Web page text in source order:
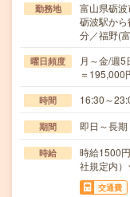
勤務地
富山県砺波
砺波駅か
分／福野(
曜日頻度
月～金/週
＝195,000
時間 16:30～
期間 即日～長期
時給
時給1500
社規定内
交通費